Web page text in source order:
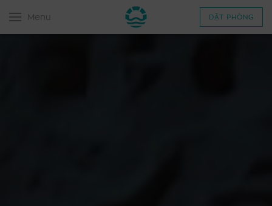
Menu ĐẶT PHÒNG